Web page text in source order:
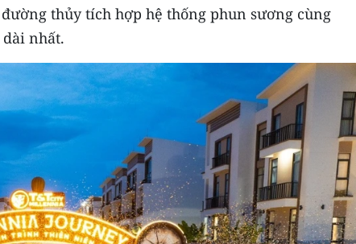
thủy tích hợp hệ thống phun sương cùng
nhất.